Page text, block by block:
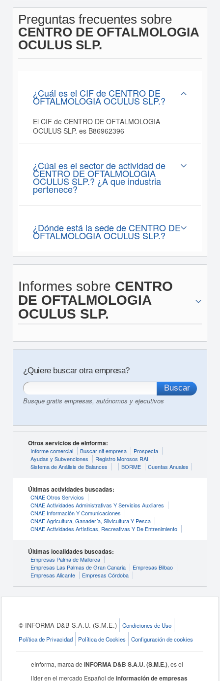
Preguntas frecuentes sobre
CENTRO DE OFTALMOLOGIA
OCULUS SLP.
¿Cuál es el CIF de CENTRO DE
OFTALMOLOGIA OCULUS SLP.?
El CIF de CENTRO DE OFTALMOLOGIA
OCULUS SLP. es B86962396
¿Cúal es el sector de actividad de
CENTRO DE OFTALMOLOGIA
OCULUS SLP.? ¿A que industria
pertenece?
¿Dónde está la sede de CENTRO DE
OFTALMOLOGIA OCULUS SLP.?
Informes sobre CENTRO
DE OFTALMOLOGIA
OCULUS SLP.
¿Quiere buscar otra empresa?
Busque gratis empresas, autónomos y ejecutivos
Otros servicios de eInforma:
Informe comercial Buscar nif empresa
Prospecta
Ayudas y Subvenciones
Registro Morosos RAI
Sistema de Análisis de Balances
BORME Cuentas Anuales
Últimas actividades buscadas:
CNAE Otros Servicios
CNAE Actividades Administrativas Y Servicios Auxliares
CNAE Información Y Comunicaciones
CNAE Agricultura, Ganadería, Silvicultura Y Pesca
CNAE Actividades Artísticas, Recreativas Y De Entrenimiento
Últimas localidades buscadas:
Empresas Palma de Mallorca
Empresas Las Palmas de Gran Canaria
Empresas Bilbao
Empresas Alicante
Empresas Córdoba
© INFORMA D&B S.A.U. (S.M.E.)
Condiciones de Uso
Política de Privacidad
Política de Cookies Configuración de cookies
eInforma, marca deINFORMA D&B S.A.U. (S.M.E.), es el
líder en el mercado Español deinformación de empresas